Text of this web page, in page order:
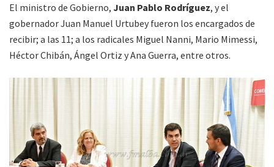
El ministro de Gobierno, Juan Pablo Rodríguez, y el
gobernador Juan Manuel Urtubey fueron los encargados de
recibir; a las 11; a los radicales Miguel Nanni, Mario Mimessi,
Héctor Chibán, Ángel Ortiz y Ana Guerra, entre otros.